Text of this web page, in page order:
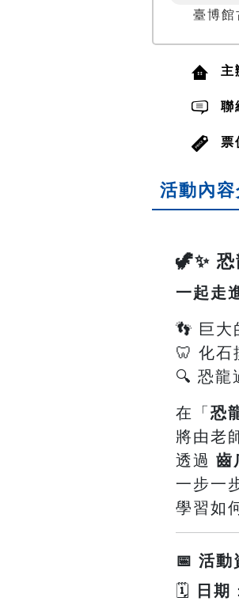
臺博館
主
聯
票
活動內容
🦖✨
一起走
👣 巨大
🦷 化石
🔍 恐龍
在「 恐
將由老
透過 齒
一步一
學習如
📅 活動
🗓
日期